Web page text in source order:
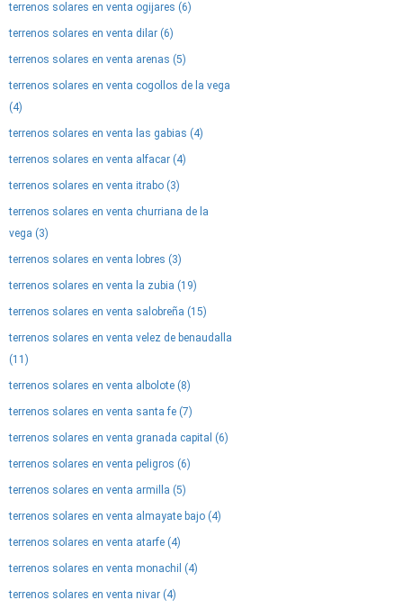
terrenos solares en venta ogijares (6)
terrenos solares en venta dilar (6)
terrenos solares en venta arenas (5)
terrenos solares en venta cogollos de la vega
(4)
terrenos solares en venta las gabias (4)
terrenos solares en venta alfacar (4)
terrenos solares en venta itrabo (3)
terrenos solares en venta churriana de la
vega (3)
terrenos solares en venta lobres (3)
terrenos solares en venta la zubia (19)
terrenos solares en venta salobreña (15)
terrenos solares en venta velez de benaudalla
(11)
terrenos solares en venta albolote (8)
terrenos solares en venta santa fe (7)
terrenos solares en venta granada capital (6)
terrenos solares en venta peligros (6)
terrenos solares en venta armilla (5)
terrenos solares en venta almayate bajo (4)
terrenos solares en venta atarfe (4)
terrenos solares en venta monachil (4)
terrenos solares en venta nivar (4)